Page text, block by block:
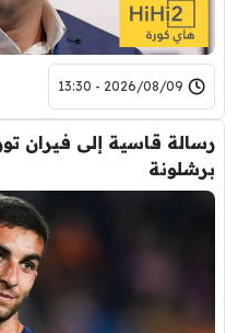
2026/08/09 - 13:30
رسالة قاسية إلى فيران
برشلونة